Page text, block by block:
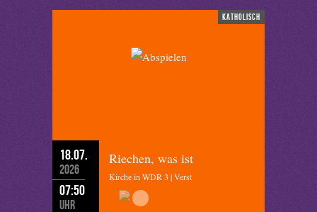
katholisch
18.07.
2026
07:50
Uhr
Riechen, was ist
Kirche in WDR 3 | Verst